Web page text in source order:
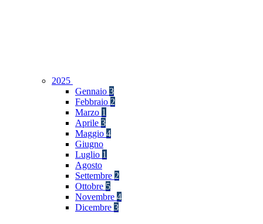
2025
Gennaio 3
Febbraio 2
Marzo 1
Aprile 3
Maggio 4
Giugno
Luglio 1
Agosto
Settembre 2
Ottobre 5
Novembre 4
Dicembre 3